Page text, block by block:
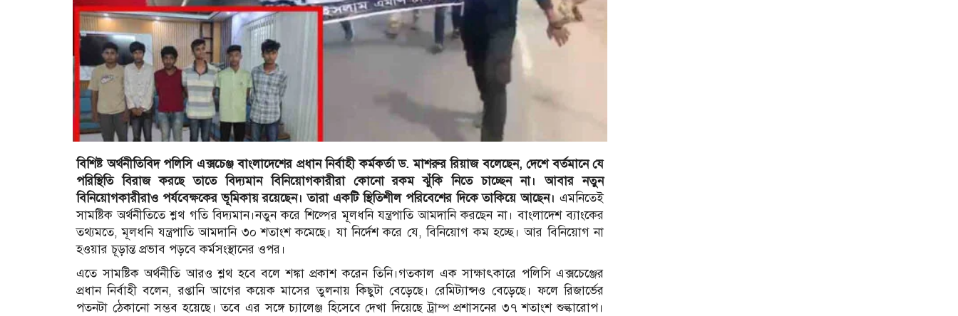
বিশিষ্ট অর্থনীতিবিদ পলিসি এক্সচেঞ্জ বাংলাদেশের প্রধান নির্বাহী কর্মকর্তা ড. মাশরুর রিয়াজ বলেছেন, দেশে বর্তমানে যে
পরিস্থিতি বিরাজ করছে তাতে বিদ্যমান বিনিয়োগকারীরা কোনো রকম ঝুঁকি নিতে চাচ্ছেন না। আবার নতুন
বিনিয়োগকারীরাও পর্যবেক্ষকের ভূমিকায় রয়েছেন। তারা একটি স্থিতিশীল পরিবেশের দিকে তাকিয়ে আছেন। এমনিতেই
সামষ্টিক অর্থনীতিতে শ্লথ গতি বিদ্যমান।নতুন করে শিল্পের মূলধনি যন্ত্রপাতি আমদানি করছেন না। বাংলাদেশ ব্যাংকের
তথ্যমতে, মূলধনি যন্ত্রপাতি আমদানি ৩০ শতাংশ কমেছে। যা নির্দেশ করে যে, বিনিয়োগ কম হচ্ছে। আর বিনিয়োগ না
হওয়ার চূড়ান্ত প্রভাব পড়বে কর্মসংস্থানের ওপর।
এতে সামষ্টিক অর্থনীতি আরও শ্লথ হবে বলে শঙ্কা প্রকাশ করেন তিনি।গতকাল এক সাক্ষাৎকারে পলিসি এক্সচেঞ্জের
প্রধান নির্বাহী বলেন, রপ্তানি আগের কয়েক মাসের তুলনায় কিছুটা বেড়েছে। রেমিট্যান্সও বেড়েছে। ফলে রিজার্ভের
পতনটা ঠেকানো সম্ভব হয়েছে। তবে এর সঙ্গে চ্যালেঞ্জ হিসেবে দেখা দিয়েছে ট্রাম্প প্রশাসনের ৩৭ শতাংশ শুল্কারোপ।